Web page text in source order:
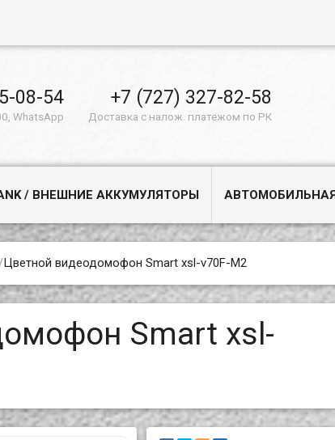
08-54
WhatsApp
+7 (727) 327-82-58
Доставка с налож. платежом по РК
/ ВНЕШНИЕ АККУМУЛЯТОРЫ
Цветной видеодомофон Smart xsl-v70F-M2
Smart xsl-